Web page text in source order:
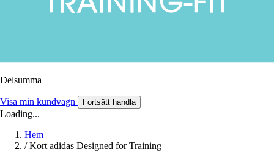
Delsumma
Visa min kundvagn Fortsätt handla
Loading...
Hem
/ Kort adidas Designed for Training